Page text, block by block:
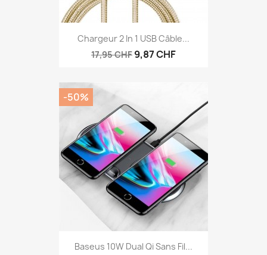
Chargeur 2 In 1 USB Câble...
17,95 CHF 9,87 CHF
Baseus 10W Dual Qi Sans Fil...
-50%